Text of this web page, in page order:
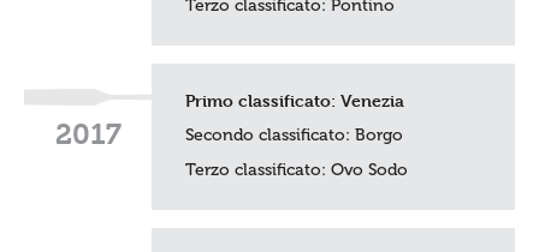
Terzo classificato:Pontino
2017
Primo classificato:Venezia
Secondo classificato:Borgo
Terzo classificato:Ovo Sodo